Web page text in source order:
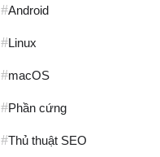
#Android
#Linux
#macOS
#Phần cứng
#Thủ thuật SEO